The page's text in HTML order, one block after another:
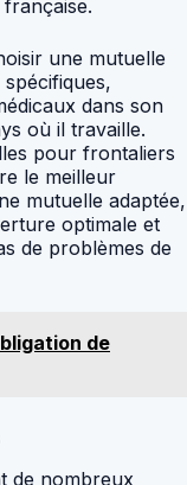
une mutuelle
dans son
où il travaille.
pour frontaliers
le meilleur
mutuelle adaptée,
optimale et
de problèmes de
de
de nombreux